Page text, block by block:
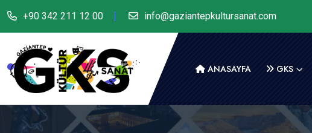
+90 342 211 12 00 info@gaziantepkultursanat.com
ANASAYFA GKS